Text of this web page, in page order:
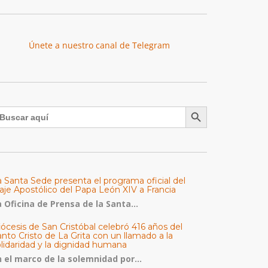
Únete a nuestro canal de Telegram
Botón de búsqueda
Santa Sede presenta el programa oficial del
Apostólico del Papa León XIV a Francia
Oficina de Prensa de la Santa...
de San Cristóbal celebró 416 años del
Cristo de La Grita con un llamado a la
y la dignidad humana
el marco de la solemnidad por...